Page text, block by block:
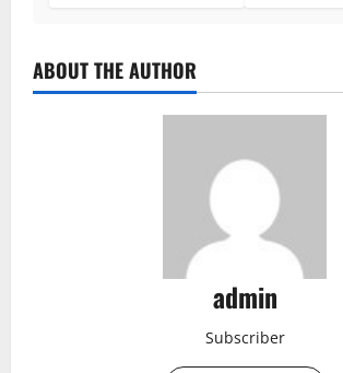
ABOUT THE AUTHOR
admin
Subscriber